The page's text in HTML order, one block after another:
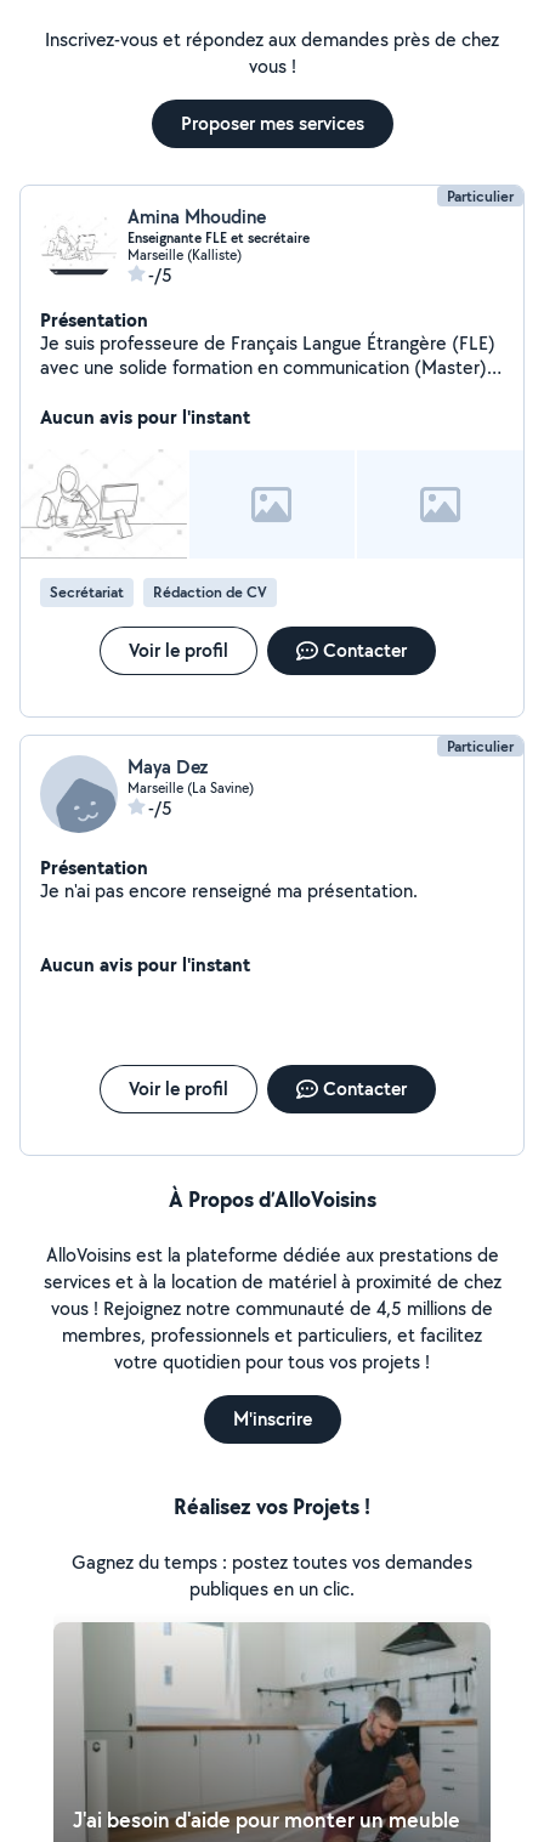
Inscrivez-vous et répondez aux demandes près de chez
vous !
Proposer mes services
Particulier
Amina Mhoudine
Enseignante FLE et secrétaire
Marseille (Kalliste)
-/5
Présentation
Je suis professeure de Français Langue Étrangère (FLE)
avec une solide formation en communication (Master),
de secrétaire assistante.
Aucun avis pour l'instant
Secrétariat Rédaction de CV
Voir le profil Contacter
Particulier
Maya Dez
Marseille (La Savine)
-/5
Présentation
Je n'ai pas encore renseigné ma présentation.
Aucun avis pour l'instant
Voir le profil Contacter
À Propos d’AlloVoisins
AlloVoisins est la plateforme dédiée aux prestations de
services et à la location de matériel à proximité de chez
vous ! Rejoignez notre communauté de 4,5 millions de
membres, professionnels et particuliers, et facilitez
votre quotidien pour tous vos projets !
M'inscrire
Réalisez vos Projets !
Gagnez du temps : postez toutes vos demandes
publiques en un clic.
J'ai besoin d'aide pour monter un meuble